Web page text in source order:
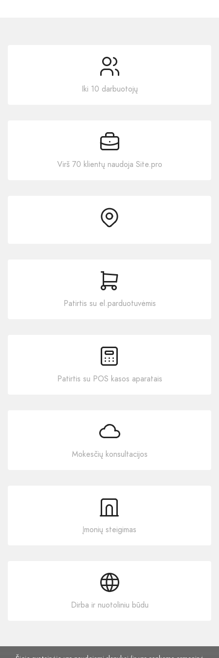
Iki 10 darbuotojų
Virš 70 klientų naudoja Site.pro
Patirtis su el.parduotuvėmis
Patirtis su POS kasos aparatais
Mokesčių konsultacijos
Įmonių steigimas
Dirba ir nuotoliniu būdu